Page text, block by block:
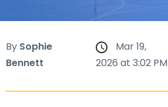
By Sophie
Bennett
Mar 19,
2026 at 3:02 PM